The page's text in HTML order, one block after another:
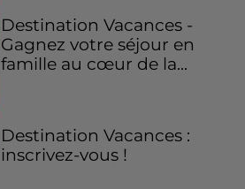
Destination Vacances -
Gagnez votre séjour en
famille au cœur de la...
Destination Vacances :
inscrivez-vous !